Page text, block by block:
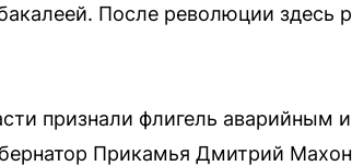
После революции здесь
признали флигель аварийным
Прикамья Дмитрий